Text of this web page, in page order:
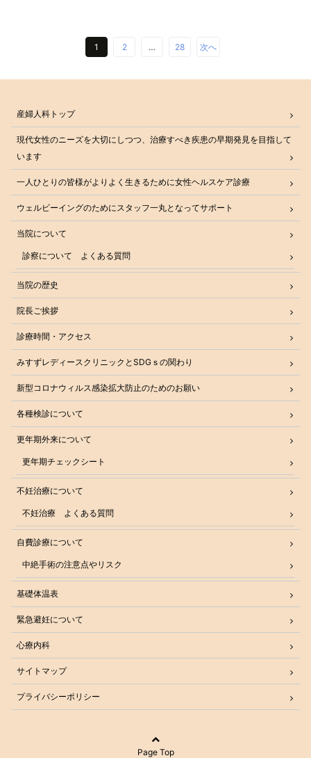
1 2 … 28 次へ
産婦人科トップ
現代女性のニーズを大切にしつつ、治療すべき疾患の早期発見を目指して
います
一人ひとりの皆様がよりよく生きるために女性ヘルスケア診療
ウェルビーイングのためにスタッフ一丸となってサポート
当院について
診察について よくある質問
当院の歴史
院長ご挨拶
診療時間・アクセス
みすずレディースクリニックとSDGｓの関わり
新型コロナウィルス感染拡大防止のためのお願い
各種検診について
更年期外来について
更年期チェックシート
不妊治療について
不妊治療 よくある質問
自費診療について
中絶手術の注意点やリスク
基礎体温表
緊急避妊について
心療内科
サイトマップ
プライバシーポリシー
Page Top